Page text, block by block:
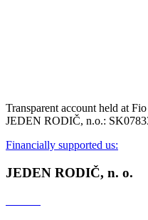
Transparent account held at
JEDEN RODIČ, n.o.:
Financially supported us:
JEDEN RODIČ, n. o.